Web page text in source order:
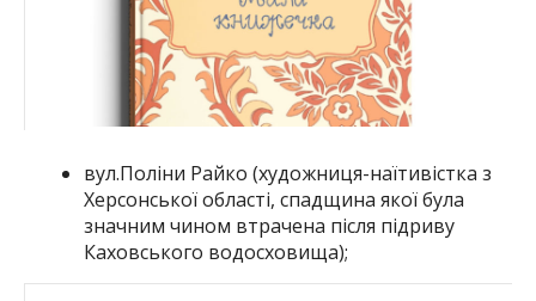
вул.Поліни Райко (художниця-наїтивістка з
Херсонської області, спадщина якої була
значним чином втрачена після підриву
Каховського водосховища);